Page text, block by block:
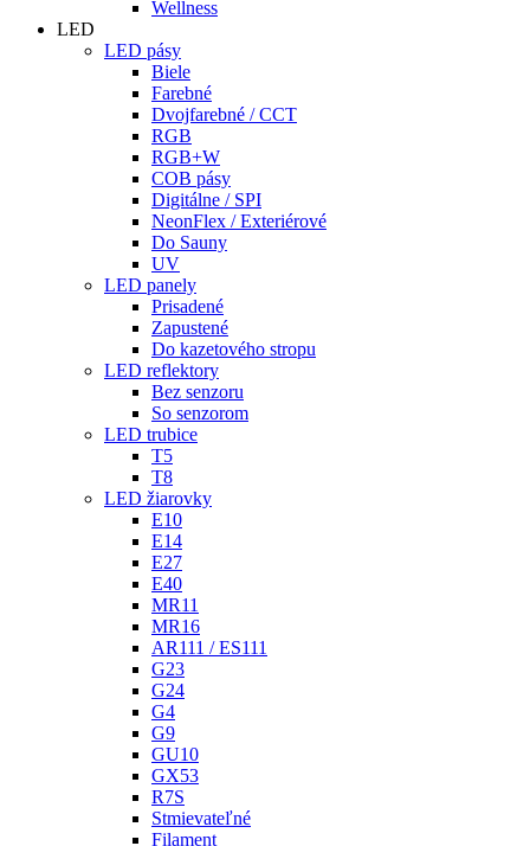
Wellness
LED
LED pásy
Biele
Farebné
Dvojfarebné / CCT
RGB
RGB+W
COB pásy
Digitálne / SPI
NeonFlex / Exteriérové
Do Sauny
UV
LED panely
Prisadené
Zapustené
Do kazetového stropu
LED reflektory
Bez senzoru
So senzorom
LED trubice
T5
T8
LED žiarovky
E10
E14
E27
E40
MR11
MR16
AR111 / ES111
G23
G24
G4
G9
GU10
GX53
R7S
Stmievateľné
Filament